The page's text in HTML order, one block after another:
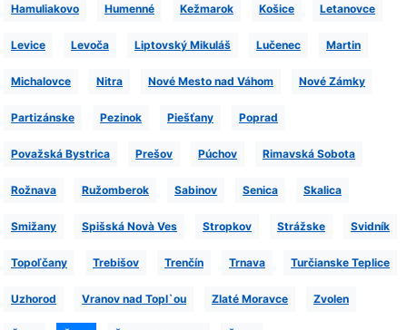
Hamuliakovo Humenné Kežmarok Košice Letanovce
Levice Levoča Liptovský Mikuláš Lučenec Martin
Michalovce Nitra Nové Mesto nad Váhom Nové Zámky
Partizánske Pezinok Piešťany Poprad
Považská Bystrica Prešov Púchov Rimavská Sobota
Rožnava Ružomberok Sabinov Senica Skalica
Smižany Spišská Novà Ves Stropkov Strážske Svidník
Topoľčany Trebišov Trenčín Trnava Turčianske Teplice
Uzhorod Vranov nad Topl`ou Zlaté Moravce Zvolen